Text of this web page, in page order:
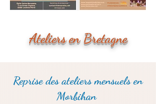
Ateliers en Bretagne
Reprise des ateliers mensuels en
Morbihan